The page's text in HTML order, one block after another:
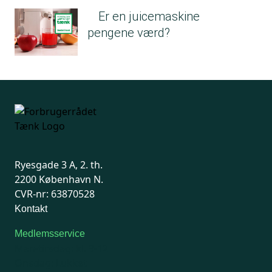
Er en juicemaskine
pengene værd?
Ryesgade 3 A, 2. th.
2200 København N.
CVR-nr: 63870528
Kontakt
Medlemsservice